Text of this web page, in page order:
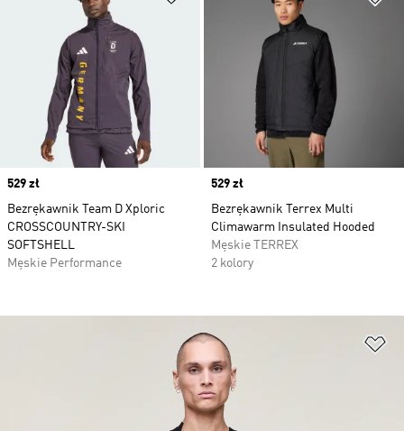
Price
529 zł
Bezrękawnik Team D Xploric
CROSSCOUNTRY-SKI
SOFTSHELL
Męskie Performance
Price
529 zł
Bezrękawnik Terrex Multi
Climawarm Insulated Hooded
Męskie TERREX
2 kolory